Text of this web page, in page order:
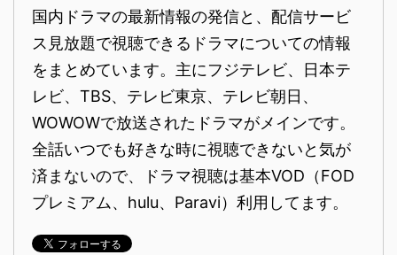
国内ドラマの最新情報の発信と、配信サービ
ス見放題で視聴できるドラマについての情報
をまとめています。主にフジテレビ、日本テ
レビ、TBS、テレビ東京、テレビ朝日、
WOWOWで放送されたドラマがメインです。
全話いつでも好きな時に視聴できないと気が
済まないので、ドラマ視聴は基本VOD（FOD
プレミアム、hulu、Paravi）利用してます。